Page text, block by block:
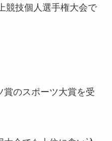
競技個人選手権大会で
のスポーツ大賞を受